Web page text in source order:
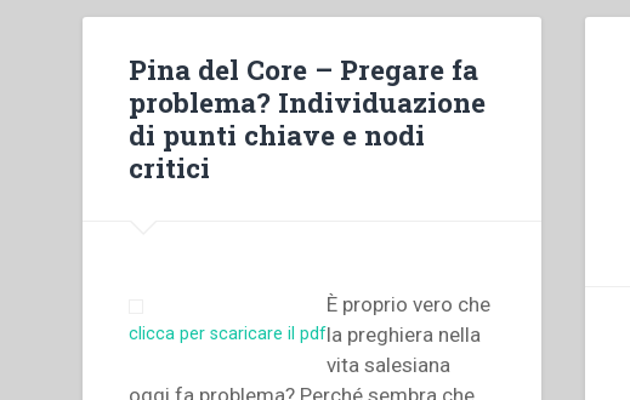
Pina del Core – Pregare fa
problema? Individuazione
di punti chiave e nodi
critici
clicca per scaricare il pdf
È proprio vero che
la preghiera nella
vita salesiana